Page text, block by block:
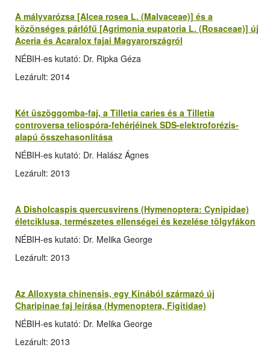
A mályvarózsa [Alcea rosea L. (Malvaceae)] és a
közönséges párlófű [Agrimonia eupatoria L. (Rosaceae)] új
Aceria és Acaralox fajai Magyarországról
NÉBIH-es kutató: Dr. Ripka Géza
Lezárult: 2014
Két üszöggomba-faj, a Tilletia caries és a Tilletia
controversa teliospóra-fehérjéinek SDS-elektroforézis-
alapú összehasonlítása
NÉBIH-es kutató: Dr. Halász Ágnes
Lezárult: 2013
A Disholcaspis quercusvirens (Hymenoptera: Cynipidae)
életciklusa, természetes ellenségei és kezelése tölgyfákon
NÉBIH-es kutató: Dr. Melika George
Lezárult: 2013
Az Alloxysta chinensis, egy Kínából származó új
Charipinae faj leírása (Hymenoptera, Figitidae)
NÉBIH-es kutató: Dr. Melika George
Lezárult: 2013